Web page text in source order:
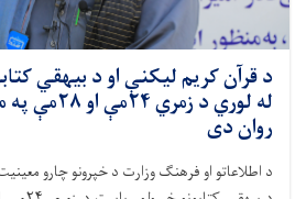
د قرآن کریم لیکنې او د بیهقي
له لوري د
روان دی
د اطلاعاتو او فرهنګ وزارت د خپرونو چارو